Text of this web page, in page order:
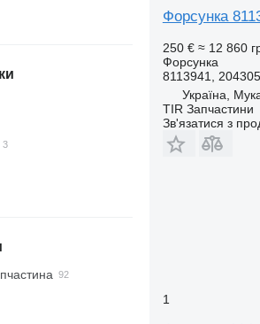
Форсунка
250 € ≈ 12 860
Форсунка
8113941,
Україна,
TIR Запчастини
Зв'язатися з
1